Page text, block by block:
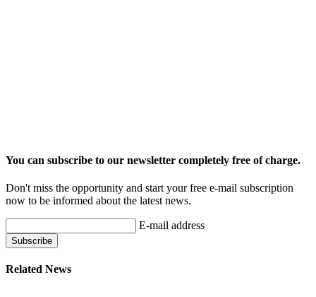
You can subscribe to our newsletter completely free of charge.
Don't miss the opportunity and start your free e-mail subscription
now to be informed about the latest news.
E-mail address
Related News